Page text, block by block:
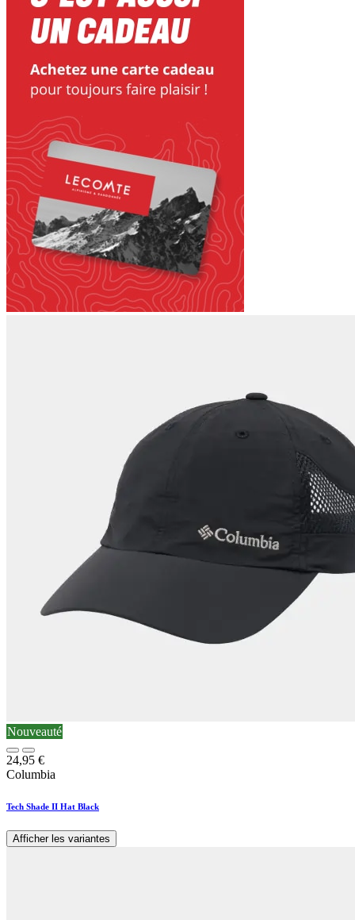
Nouveauté
24,95 €
Columbia
Tech Shade II Hat Black
Afficher les variantes